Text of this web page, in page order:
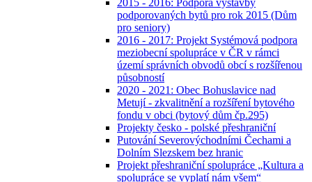
2015 - 2016: Podpora výstavby
podporovaných bytů pro rok 2015 (Dům
pro seniory)
2016 - 2017: Projekt Systémová podpora
meziobecní spolupráce v ČR v rámci
území správních obvodů obcí s rozšířenou
působností
2020 - 2021: Obec Bohuslavice nad
Metují - zkvalitnění a rozšíření bytového
fondu v obci (bytový dům čp.295)
Projekty česko - polské přeshraniční
Putování Severovýchodními Čechami a
Dolním Slezskem bez hranic
Projekt přeshraniční spolupráce „Kultura a
spolupráce se vyplatí nám všem“